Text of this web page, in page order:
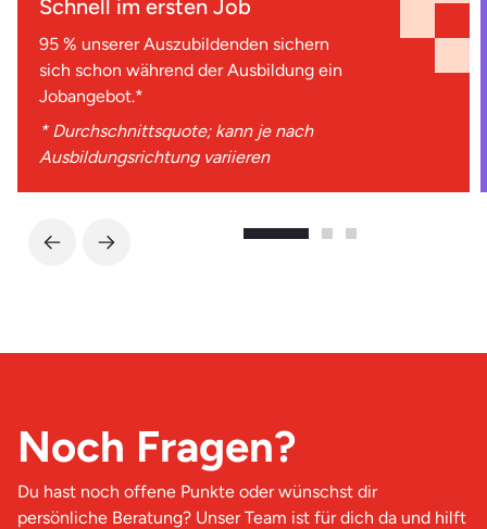
Schnell im ersten Job
95 % unserer Auszubildenden sichern
sich schon während der Ausbildung ein
Jobangebot.*
* Durchschnittsquote; kann je nach
Ausbildungsrichtung variieren
Noch Fragen?
Du hast noch offene Punkte oder wünschst dir
persönliche Beratung? Unser Team ist für dich da und hilft